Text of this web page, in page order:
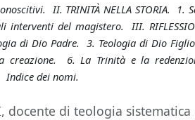
II. TRINITÀ NELLA STORIA.
del magistero. III.
di Dio Padre. 3. Teologia di Dio
6. La Trinità e la
Indice dei nomi.
docente di teologia